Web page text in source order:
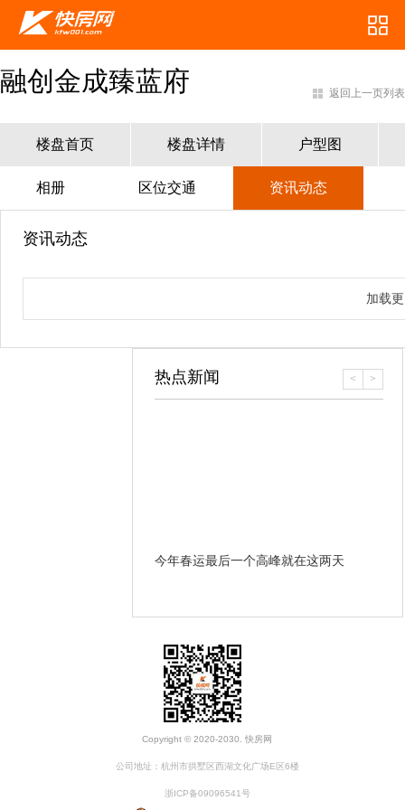
融创金成臻蓝府 返回上一页列表
楼盘首页 楼盘详情 户型图
相册 区位交通 资讯动态
资讯动态
加载
热点新闻
今年春运最后一个高峰就在这两天
< >
Copyright © 2020-2030. 快房网
公司地址：杭州市拱墅区西湖文化广场E区6楼
浙ICP备09096541号